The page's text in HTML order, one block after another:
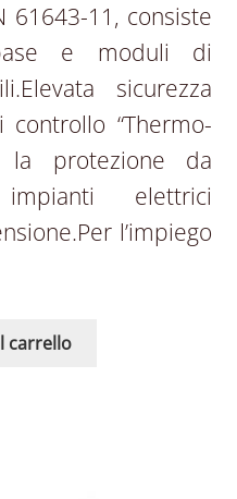
61643-11, consiste
e moduli di
sicurezza
“Thermo-
la protezione da
elettrici
l’impiego
carrello